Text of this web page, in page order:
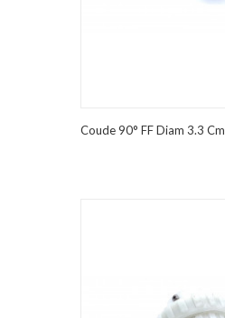
Coude 90° FF Diam 3.3 Cm